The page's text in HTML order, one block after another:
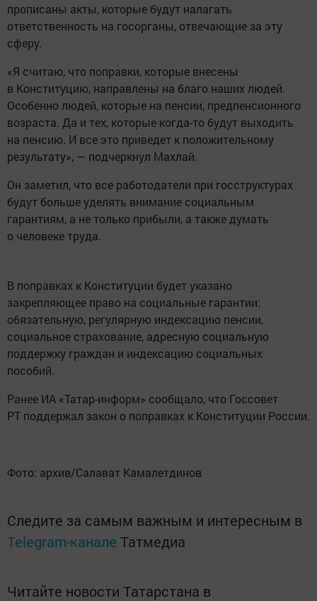
прописаны акты, которые будут налагать
ответственность на госорганы, отвечающие за эту
сферу.
«Я считаю, что поправки, которые внесены
в Конституцию, направлены на благо наших людей.
Особенно людей, которые на пенсии, предпенсионного
возраста. Да и тех, которые когда-то будут выходить
на пенсию. И все это приведет к положительному
результату», — подчеркнул Махлай.
Он заметил, что все работодатели при госструктурах
будут больше уделять внимание социальным
гарантиям, а не только прибыли, а также думать
о человеке труда.
В поправках к Конституции будет указано
закрепляющее право на социальные гарантии:
обязательную, регулярную индексацию пенсии,
социальное страхование, адресную социальную
поддержку граждан и индексацию социальных
пособий.
Ранее ИА «Татар-информ» сообщало, что Госсовет
РТ поддержал закон о поправках к Конституции России.
Фото: архив/Салават Камалетдинов
Следите за самым важным и интересным в
Telegram-канале Татмедиа
Читайте новости Татарстана в